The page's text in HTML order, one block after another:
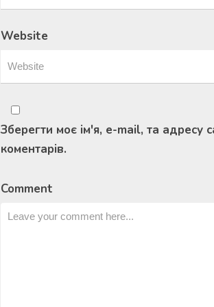
Website
Зберегти моє ім'я, e-mail, та адресу
коментарів.
Comment